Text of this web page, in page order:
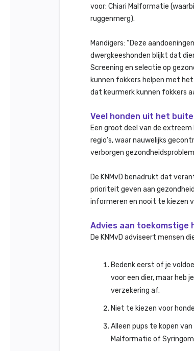
voor: Chiari Malformatie
ruggenmerg).
Mandigers: “Deze
dwergkeeshonden blijkt dat
Screening en selectie op
kunnen fokkers helpen met
dat keurmerk kunnen fokkers
Veel honden uit het
Een groot deel van de
regio’s, waar nauwelijks
verborgen
De KNMvD benadrukt dat
prioriteit geven aan
informeren en nooit te kiezen
Advies aan toekomstige
De KNMvD adviseert mensen
Bedenk eerst of je
voor een dier, maar heb
verzekering af.
Niet te kiezen voor
Alleen pups te kopen
Malformatie of